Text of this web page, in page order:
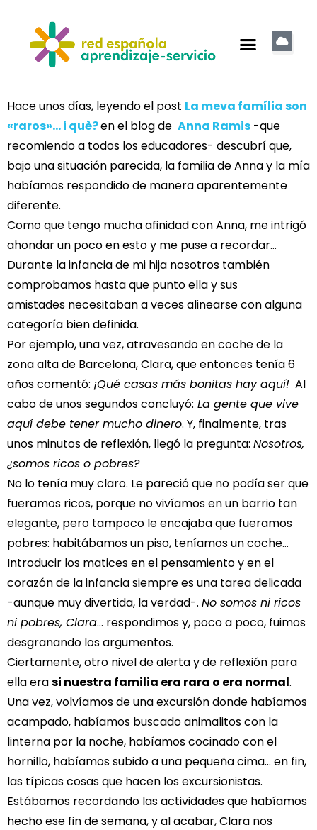
Hace unos días, leyendo el post La meva família son
«raros»… i què?en el blog de Anna Ramis -que
recomiendo a todos los educadores- descubrí que,
bajo una situación parecida, la familia de Anna y la mía
habíamos respondido de manera aparentemente
diferente.
Como que tengo mucha afinidad con Anna, me intrigó
ahondar un poco en esto y me puse a recordar…
Durante la infancia de mi hija nosotros también
comprobamos hasta que punto ella y sus
amistades necesitaban a veces alinearse con alguna
categoría bien definida.
Por ejemplo, una vez, atravesando en coche de la
zona alta de Barcelona, Clara, que entonces tenía 6
años comentó: ¡Qué casas más bonitas hay aquí! Al
cabo de unos segundos concluyó: La gente que vive
aquí debe tener mucho dinero. Y, finalmente, tras
unos minutos de reflexión, llegó la pregunta: Nosotros,
¿somos ricos o pobres?
No lo tenía muy claro. Le pareció que no podía ser que
fueramos ricos, porque no vivíamos en un barrio tan
elegante, pero tampoco le encajaba que fueramos
pobres: habitábamos un piso, teníamos un coche…
Introducir los matices en el pensamiento y en el
corazón de la infancia siempre es una tarea delicada
-aunque muy divertida, la verdad-. No somos ni ricos
ni pobres, Clara… respondimos y, poco a poco, fuimos
desgranando los argumentos.
Ciertamente, otro nivel de alerta y de reflexión para
ella erasi nuestra familia era rara o era normal.
Una vez, volvíamos de una excursión donde habíamos
acampado, habíamos buscado animalitos con la
linterna por la noche, habíamos cocinado con el
hornillo, habíamos subido a una pequeña cima… en fin,
las típicas cosas que hacen los excursionistas.
Estábamos recordando las actividades que habíamos
hecho ese fin de semana, y al acabar, Clara nos